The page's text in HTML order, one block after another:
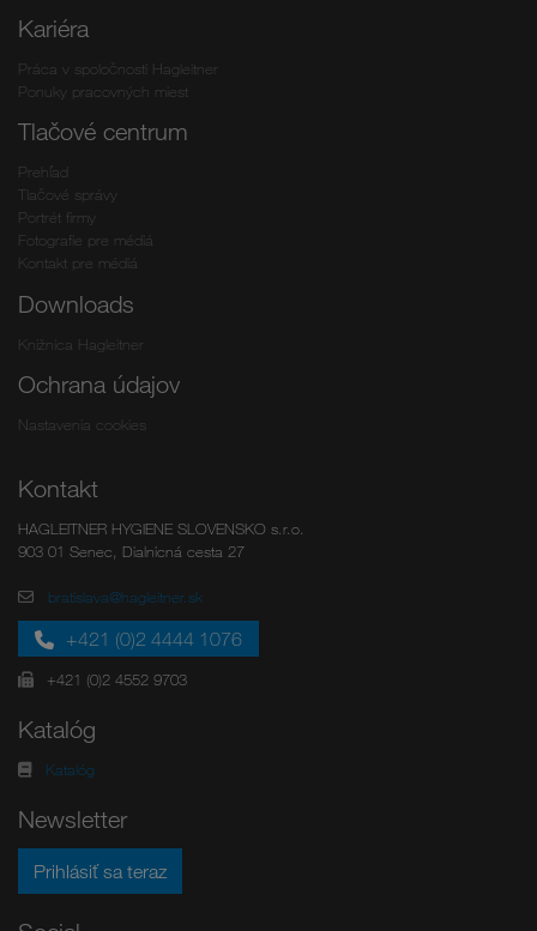
Kariéra
Práca v spoločnosti Hagleitner
Ponuky pracovných miest
Tlačové centrum
Prehľad
Tlačové správy
Portrét firmy
Fotografie pre médiá
Kontakt pre médiá
Downloads
Knižnica Hagleitner
Ochrana údajov
Nastavenia cookies
Kontakt
HAGLEITNER HYGIENE SLOVENSKO s.r.o.
903 01 Senec, Dialnicná cesta 27
bratislava@hagleitner.sk
+421 (0)2 4444 1076
+421 (0)2 4552 9703
Katalóg
Katalóg
Newsletter
Prihlásiť sa teraz